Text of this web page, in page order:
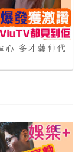
心 多才藝仲代